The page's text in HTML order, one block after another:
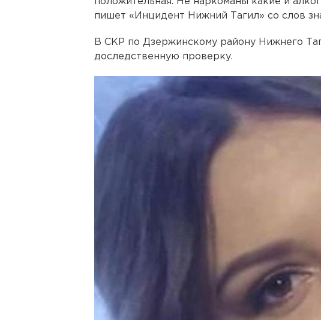
пишет «Инцидент Нижний Тагил» со слов
В СКР по Дзержинскому району Нижнего
доследственную проверку.